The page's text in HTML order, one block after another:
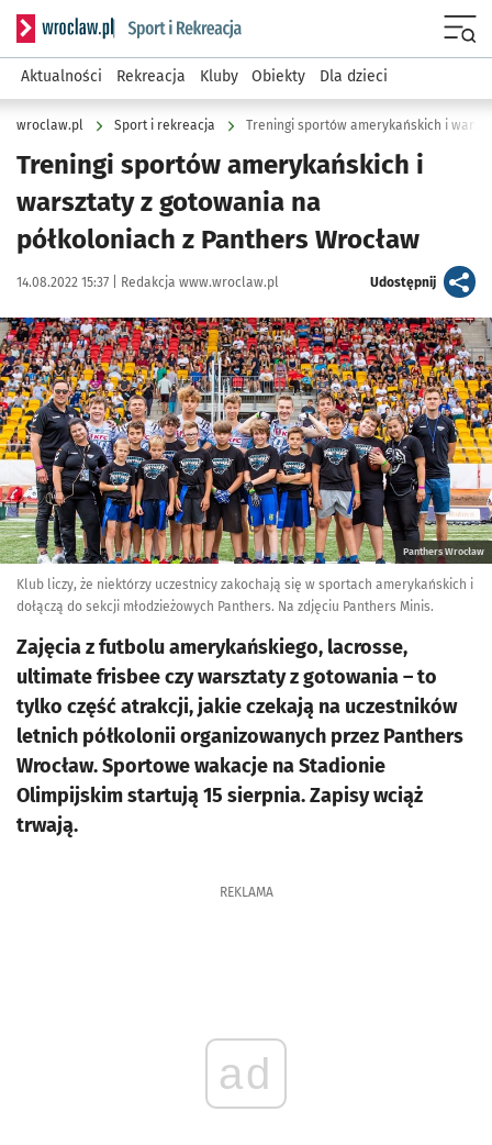
Serwis informacyjny wroclaw.pl podserwis: Sport i rekreacja
Aktualności Rekreacja Kluby Obiekty Dla dzieci
wroclaw.pl Sport i rekreacja
Treningi sportów amerykańskich i
warsztaty z gotowania na
półkoloniach z Panthers Wrocław
Data publikacji:
14.08.2022 15:37 | Autor:
Redakcja www.wroclaw.pl Udostępnijartykuł
Kliknij, aby powiększyć
Panthers Wrocław
Klub liczy, że niektórzy uczestnicy zakochają się w sportach amerykańskich i
dołączą do sekcji młodzieżowych Panthers. Na zdjęciu Panthers Minis.
Zajęcia z futbolu amerykańskiego, lacrosse,
ultimate frisbee czy warsztaty z gotowania – to
tylko część atrakcji, jakie czekają na uczestników
letnich półkolonii organizowanych przez Panthers
Wrocław. Sportowe wakacje na Stadionie
Olimpijskim startują 15 sierpnia. Zapisy wciąż
trwają.
REKLAMA
ad